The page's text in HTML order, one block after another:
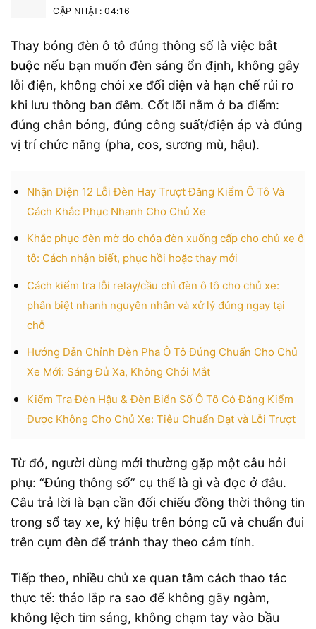
CẬP NHẬT: 04:16
Thay bóng đèn ô tô đúng thông số là việc bắt
buộc nếu bạn muốn đèn sáng ổn định, không gây
lỗi điện, không chói xe đối diện và hạn chế rủi ro
khi lưu thông ban đêm. Cốt lõi nằm ở ba điểm:
đúng chân bóng, đúng công suất/điện áp và đúng
vị trí chức năng (pha, cos, sương mù, hậu).
Nhận Diện 12 Lỗi Đèn Hay Trượt Đăng Kiểm Ô Tô Và
Cách Khắc Phục Nhanh Cho Chủ Xe
Khắc phục đèn mờ do chóa đèn xuống cấp cho chủ xe ô
tô: Cách nhận biết, phục hồi hoặc thay mới
Cách kiểm tra lỗi relay/cầu chì đèn ô tô cho chủ xe:
phân biệt nhanh nguyên nhân và xử lý đúng ngay tại
chỗ
Hướng Dẫn Chỉnh Đèn Pha Ô Tô Đúng Chuẩn Cho Chủ
Xe Mới: Sáng Đủ Xa, Không Chói Mắt
Kiểm Tra Đèn Hậu & Đèn Biển Số Ô Tô Có Đăng Kiểm
Được Không Cho Chủ Xe: Tiêu Chuẩn Đạt và Lỗi Trượt
Từ đó, người dùng mới thường gặp một câu hỏi
phụ: “Đúng thông số” cụ thể là gì và đọc ở đâu.
Câu trả lời là bạn cần đối chiếu đồng thời thông tin
trong sổ tay xe, ký hiệu trên bóng cũ và chuẩn đui
trên cụm đèn để tránh thay theo cảm tính.
Tiếp theo, nhiều chủ xe quan tâm cách thao tác
thực tế: tháo lắp ra sao để không gãy ngàm,
không lệch tim sáng, không chạm tay vào bầu